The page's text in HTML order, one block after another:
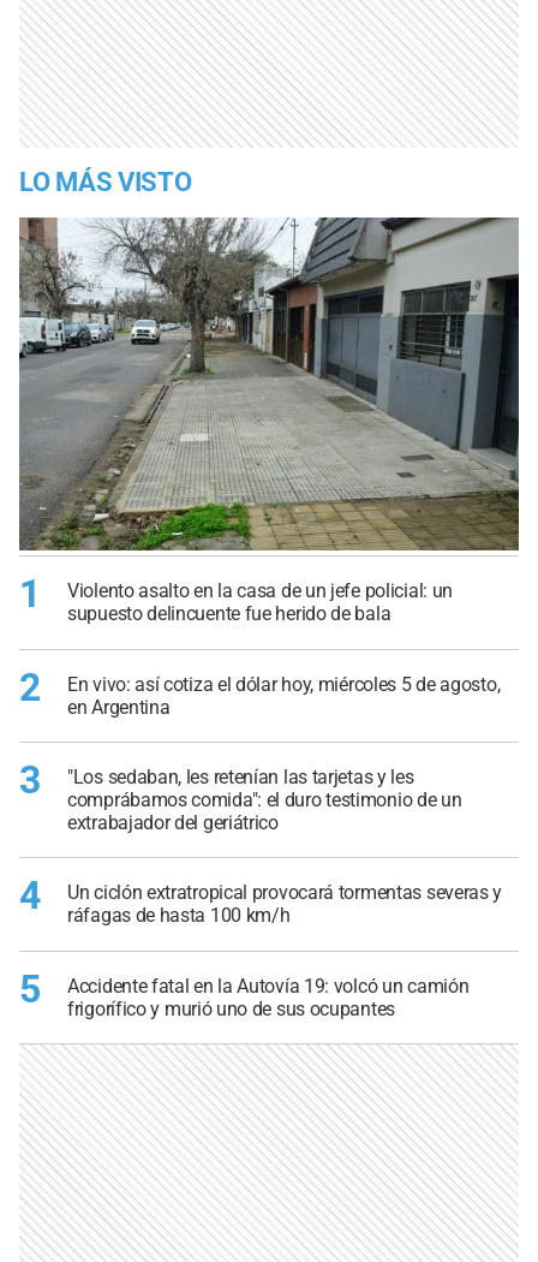
LO MÁS VISTO
1
Violento asalto en la casa de un jefe policial: un
supuesto delincuente fue herido de bala
2
En vivo: así cotiza el dólar hoy, miércoles 5 de agosto,
en Argentina
3
"Los sedaban, les retenían las tarjetas y les
comprábamos comida": el duro testimonio de un
extrabajador del geriátrico
4
Un ciclón extratropical provocará tormentas severas y
ráfagas de hasta 100 km/h
5
Accidente fatal en la Autovía 19: volcó un camión
frigorífico y murió uno de sus ocupantes